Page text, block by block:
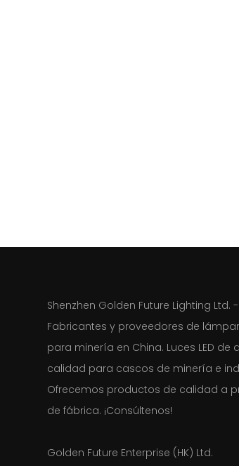
Shenzhen Golden Future Lighting Ltd. -
Fabricantes y proveedores de
para minería en China. Luces LED de
calidad para cascos de minería e
Ofrecemos productos de calidad a
de fábrica. ¡Consúltenos!
Golden Future Enterprise (HK) Ltd.